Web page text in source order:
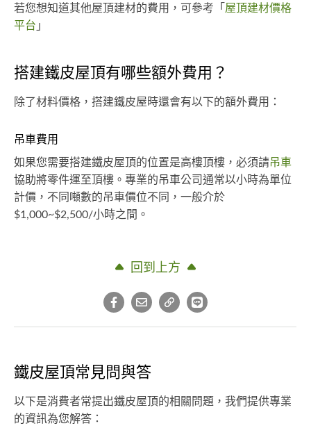
若您想知道其他屋頂建材的費用，可參考「 屋頂建材價格
平台 」
搭建鐵皮屋頂有哪些額外費用？
除了材料價格，搭建鐵皮屋時還會有以下的額外費用：
吊車費用
如果您需要搭建鐵皮屋頂的位置是高樓頂樓，必須請吊車
協助將零件運至頂樓。專業的吊車公司通常以小時為單位
計價，不同噸數的吊車價位不同，一般介於
$1,000~$2,500/小時之間。
回到上方
鐵皮屋頂常見問與答
以下是消費者常提出鐵皮屋頂的相關問題，我們提供專業
的資訊為您解答：